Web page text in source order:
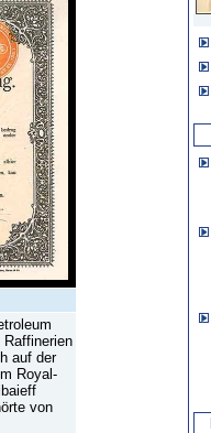
auf der
Royal-
von